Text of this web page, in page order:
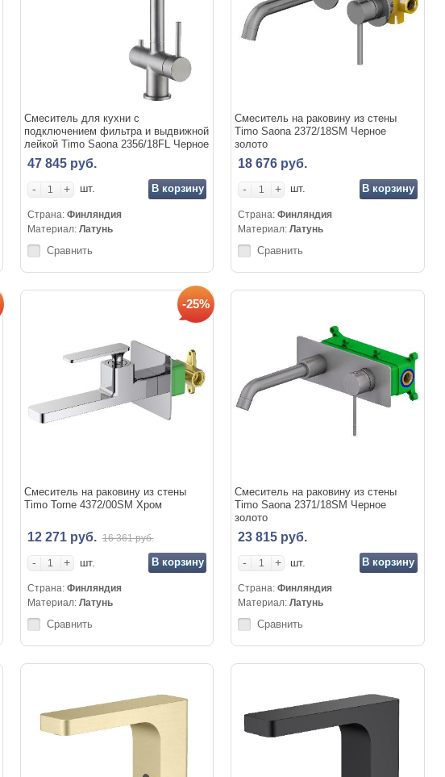
Смеситель для кухни с
подключением фильтра и выдвижной
лейкой Timo Saona 2356/18FL Черное
золото
47 845 руб.
- + шт. В корзину
Страна: Финляндия
Материал: Латунь
Сравнить
Смеситель на раковину из стены
Timo Saona 2372/18SM Черное
золото
18 676 руб.
- + шт. В корзину
Страна:Финляндия
Материал:Латунь
Сравнить
-25%
Смеситель на раковину из стены
Timo Torne 4372/00SM Хром
12 271 руб. 16 361 руб.
- + шт. В корзину
Страна: Финляндия
Материал: Латунь
Сравнить
Смеситель на раковину из стены
Timo Saona 2371/18SM Черное
золото
23 815 руб.
- + шт. В корзину
Страна:Финляндия
Материал:Латунь
Сравнить